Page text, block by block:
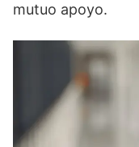
mutuo apoyo.